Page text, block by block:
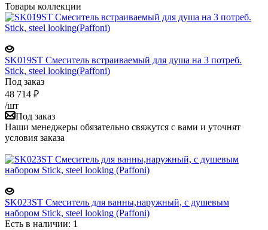
Товары коллекции
SK019ST Смеситель встраиваемый для душа на 3 потреб.
Stick, steel looking(Paffoni)
Под заказ
48 714 ₽
/шт
Под заказ
Наши менеджеры обязательно свяжутся с вами и уточнят
условия заказа
SK023ST Cмеситель для ванны,наружный, с душевым
набором Stick, steel looking (Paffoni)
Есть в наличии: 1